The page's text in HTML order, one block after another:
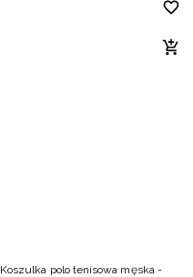
Koszulka polo tenisowa męska -